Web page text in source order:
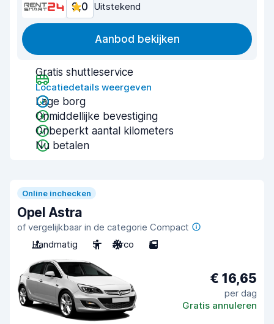
9,0 Uitstekend
Aanbod bekijken
Gratis shuttleservice
Locatiedetails weergeven
Lage borg
Onmiddellijke bevestiging
Onbeperkt aantal kilometers
Nu betalen
Online inchecken
Opel Astra
of vergelijkbaar in de categorie Compact
Handmatig
5 Airco 5
€ 16,65
per dag
Gratis annuleren